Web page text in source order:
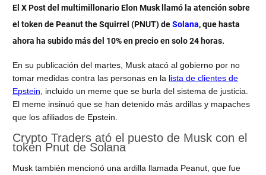
El X Post del multimillonario Elon Musk llamó la atención sobre
el token de Peanut the Squirrel (PNUT) deSolana, que hasta
ahora ha subido más del 10% en precio en solo 24 horas.
En su publicación del martes, Musk atacó al gobierno por no
tomar medidas contra las personas en la lista de clientes de
Epstein , incluido un meme que se burla del sistema de justicia.
El meme insinuó que se han detenido más ardillas y mapaches
que los afiliados de Epstein.
Crypto Traders ató el puesto de Musk con el
token Pnut de Solana
Musk también mencionó una ardilla llamada Peanut, que fue